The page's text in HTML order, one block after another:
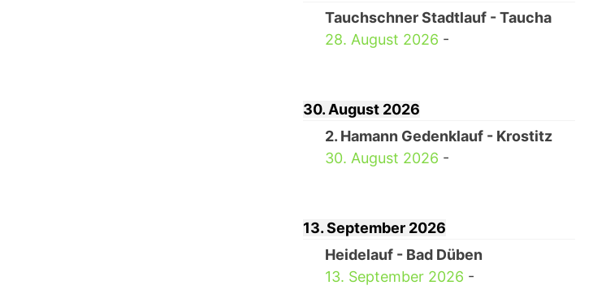
Tauchschner Stadtlauf - Taucha
28. August 2026 -
30. August 2026
2. Hamann Gedenklauf - Krostitz
30. August 2026 -
13. September 2026
Heidelauf - Bad Düben
13. September 2026 -